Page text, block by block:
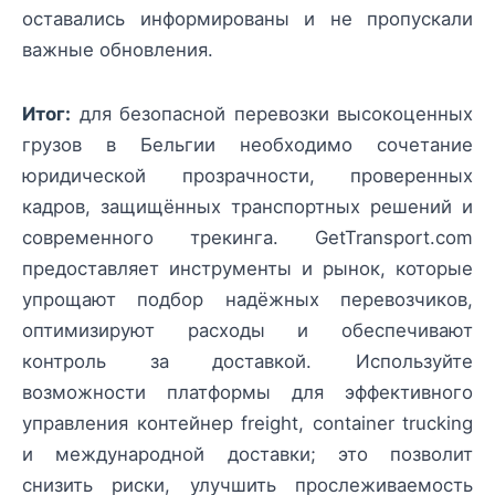
оставались информированы и не пропускали
важные обновления.
Итог: для безопасной перевозки высокоценных
грузов в Бельгии необходимо сочетание
юридической прозрачности, проверенных
кадров, защищённых транспортных решений и
современного трекинга. GetTransport.com
предоставляет инструменты и рынок, которые
упрощают подбор надёжных перевозчиков,
оптимизируют расходы и обеспечивают
контроль за доставкой. Используйте
возможности платформы для эффективного
управления контейнер freight, container trucking
и международной доставки; это позволит
снизить риски, улучшить прослеживаемость